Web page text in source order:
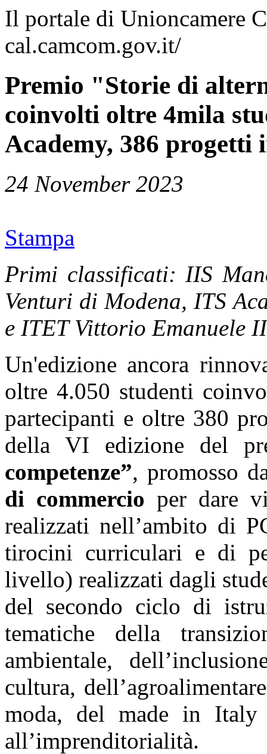
Il portale di Unioncamere
cal.camcom.gov.it/
Premio "Storie di
coinvolti oltre 4mila
Academy, 386 progetti
24 November 2023
Stampa
Primi classificati: IIS
Venturi di Modena, ITS
e ITET Vittorio
Un'edizione ancora
oltre 4.050 studenti
partecipanti e oltre 380
della VI edizione del
competenze”, promosso
di commercio per dare
realizzati nell’ambito di
tirocini curriculari e di
livello) realizzati dagli
del secondo ciclo di
tematiche della
ambientale,
cultura,
moda, del made in Italy
all’imprenditorialità.